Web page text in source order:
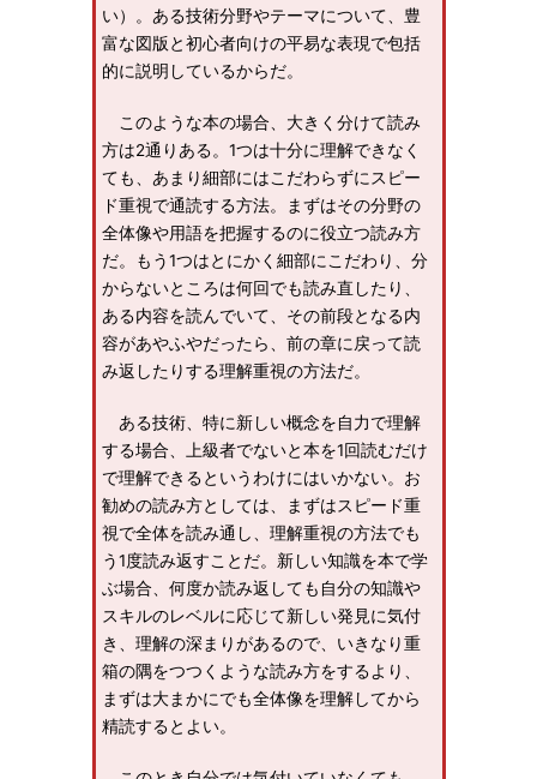
い）。ある技術分野やテーマについて、豊
富な図版と初心者向けの平易な表現で包括
的に説明しているからだ。
このような本の場合、大きく分けて読み
方は2通りある。1つは十分に理解できなく
ても、あまり細部にはこだわらずにスピー
ド重視で通読する方法。まずはその分野の
全体像や用語を把握するのに役立つ読み方
だ。もう1つはとにかく細部にこだわり、分
からないところは何回でも読み直したり、
ある内容を読んでいて、その前段となる内
容があやふやだったら、前の章に戻って読
み返したりする理解重視の方法だ。
ある技術、特に新しい概念を自力で理解
する場合、上級者でないと本を1回読むだけ
で理解できるというわけにはいかない。お
勧めの読み方としては、まずはスピード重
視で全体を読み通し、理解重視の方法でも
う1度読み返すことだ。新しい知識を本で学
ぶ場合、何度か読み返しても自分の知識や
スキルのレベルに応じて新しい発見に気付
き、理解の深まりがあるので、いきなり重
箱の隅をつつくような読み方をするより、
まずは大まかにでも全体像を理解してから
精読するとよい。